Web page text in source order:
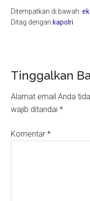
Ditempatkan di bawah:
Ditag dengan:kapolri
Reader
Tinggalkan
Alamat email Anda
wajib ditandai*
Komentar*